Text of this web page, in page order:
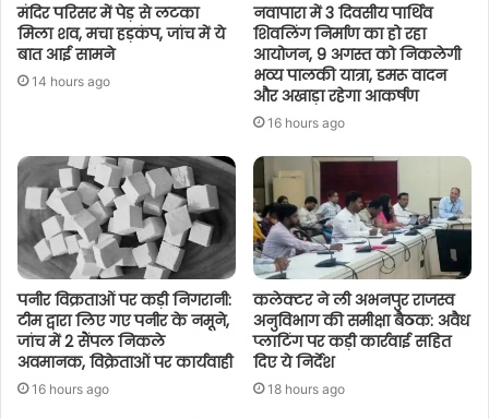
मंदिर परिसर में पेड़ से लटका
मिला शव, मचा हड़कंप, जांच में ये
बात आई सामने
14 hours ago
नवापारा में 3 दिवसीय पार्थिव
शिवलिंग निर्माण का हो रहा
आयोजन, 9 अगस्त को निकलेगी
भव्य पालकी यात्रा, डमरू वादन
और अखाड़ा रहेगा आकर्षण
16 hours ago
पनीर विक्रताओं पर कड़ी निगरानी:
टीम द्वारा लिए गए पनीर के नमूने,
जांच में 2 सैंपल निकले
अवमानक, विक्रेताओं पर कार्यवाही
16 hours ago
कलेक्टर ने ली अभनपुर राजस्व
अनुविभाग की समीक्षा बैठक: अवैध
प्लाटिंग पर कड़ी कार्रवाई सहित
दिए ये निर्देश
18 hours ago